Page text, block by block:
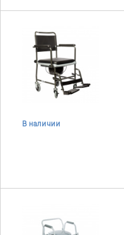
В наличии